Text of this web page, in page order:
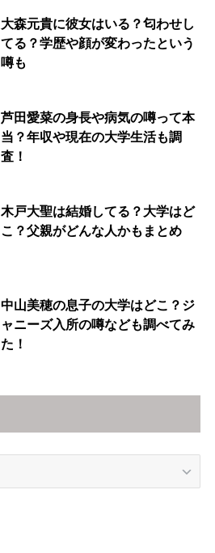
大森元貴に彼女はいる？匂わせし
てる？学歴や顔が変わったという
噂も
芦田愛菜の身長や病気の噂って本
当？年収や現在の大学生活も調
査！
木戸大聖は結婚してる？大学はど
こ？父親がどんな人かもまとめ
中山美穂の息子の大学はどこ？ジ
ャニーズ入所の噂なども調べてみ
た！